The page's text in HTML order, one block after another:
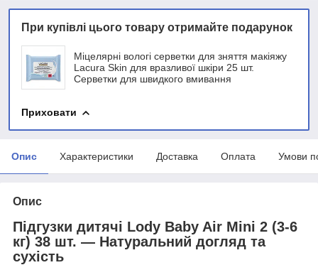
При купівлі цього товару отримайте подарунок
Міцелярні вологі серветки для зняття макіяжу
Lacura Skin для вразливої шкіри 25 шт.
Серветки для швидкого вмивання
Приховати
Опис Характеристики Доставка Оплата Умови
Опис
Підгузки дитячі Lody Baby Air Mini 2 (3-6
кг) 38 шт. — Натуральний догляд та
сухість